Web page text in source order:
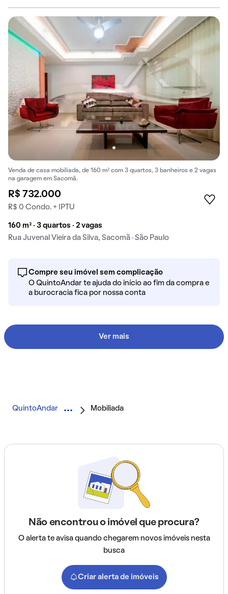
Venda de casa mobiliada, de 160 m² com 3 quartos, 3 banheiros e 2 vagas
na garagem em Sacomã.
R$ 732.000
R$ 0 Condo. + IPTU
160 m² · 3 quartos · 2 vagas
Rua Juvenal Vieira da Silva, Sacomã · São Paulo
Compre seu imóvel sem complicação
O QuintoAndar te ajuda do início ao fim da compra e
a burocracia fica por nossa conta
Ver mais
QuintoAndar Mobiliada
Não encontrou o imóvel que procura?
O alerta te avisa quando chegarem novos imóveis nesta
busca
Criar alerta de imóveis